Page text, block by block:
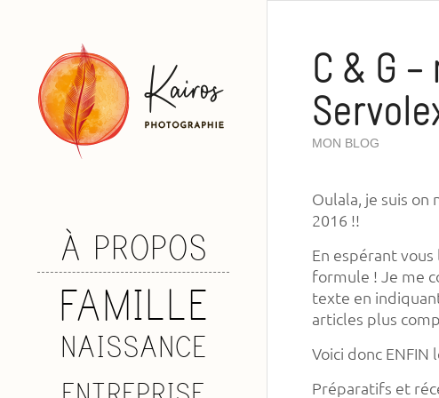
À PROPOS
FAMILLE
NAISSANCE
C & G
MON BLOG
Oulala, je suis
2016 !!
En espérant
formule ! Je me
texte en
articles plus
Voici donc ENFIN
Préparatifs et